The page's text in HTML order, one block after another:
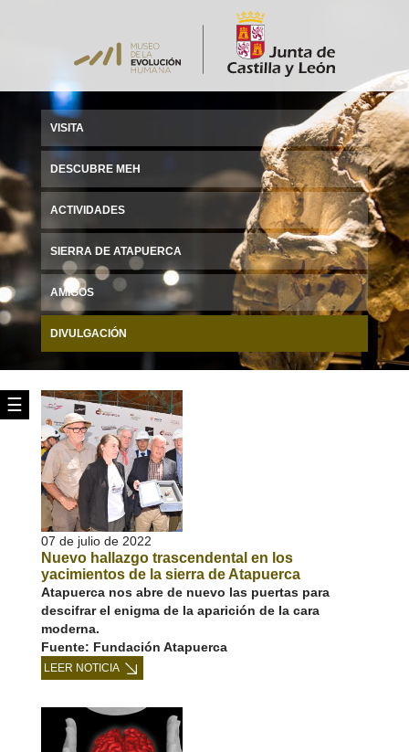
☰
VISITA
DESCUBRE MEH
ACTIVIDADES
SIERRA DE ATAPUERCA
AMIGOS
DIVULGACIÓN
07 de julio de 2022
Nuevo hallazgo trascendental en los
yacimientos de la sierra de Atapuerca
Atapuerca nos abre de nuevo las puertas para
descifrar el enigma de la aparición de la cara
moderna.
Fuente: Fundación Atapuerca
LEER NOTICIA